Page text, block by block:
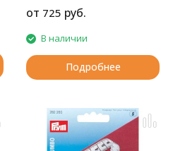
от 725 руб.
В наличии
Подробнее